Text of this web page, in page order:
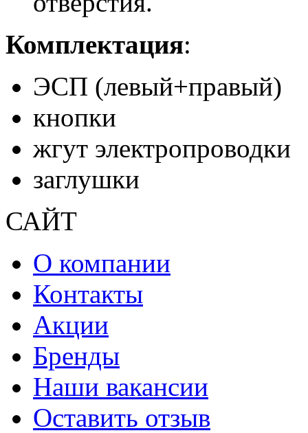
Комплектация:
ЭСП (левый+правый)
кнопки
жгут электропроводки
заглушки
САЙТ
О компании
Контакты
Акции
Бренды
Наши вакансии
Оставить отзыв